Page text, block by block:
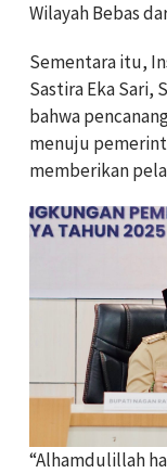
Wilayah Bebas
Sementara itu,
Sastira Eka Sari,
bahwa
menuju
memberikan
“Alhamdulillah